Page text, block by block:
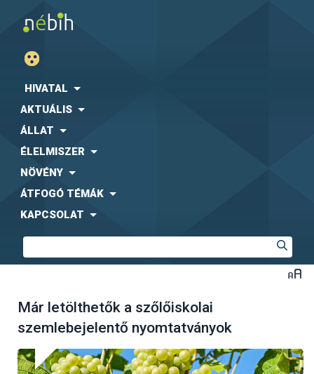
HIVATAL
AKTUÁLIS
ÁLLAT
ÉLELMISZER
NÖVÉNY
ÁTFOGÓ TÉMÁK
KAPCSOLAT
Már letölthetők a szőlőiskolai
szemlebejelentő nyomtatványok